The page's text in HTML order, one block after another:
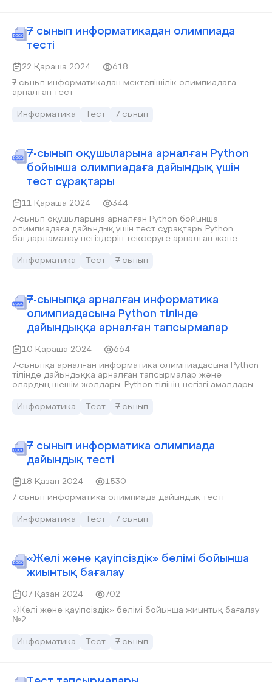
7 сынып информатикадан олимпиада
тесті
22 Қараша 2024
618
7 сынып информатикадан мектепішілік олимпиадаға
арналған тест
Информатика Тест 7 сынып
7-сынып оқушыларына арналған Python
бойынша олимпиадаға дайындық үшін
тест сұрақтары
11 Қараша 2024
344
7-сынып оқушыларына арналған Python бойынша
олимпиадаға дайындық үшін тест сұрақтары Python
бағдарламалау негіздерін тексеруге арналған және
Информатика
Тест 7 сынып
7-сыныпқа арналған информатика
олимпиадасына Python тілінде
дайындыққа арналған тапсырмалар
10 Қараша 2024
664
7-сыныпқа арналған информатика олимпиадасына Python
тілінде дайындыққа арналған тапсырмалар және
олардың шешім жолдары. Python тілінің негізгі амалдарын
Информатика
Тест 7 сынып
7 сынып информатика олимпиада
дайындық тесті
18 Қазан 2024
1530
7 сынып информатика олимпиада дайындық тесті
Информатика Тест 7 сынып
«Желі және қауіпсіздік» бөлімі бойынша
жиынтық бағалау
07 Қазан 2024
702
«Желі және қауіпсіздік» бөлімі бойынша жиынтық бағалау
№2.
Информатика Тест 7 сынып